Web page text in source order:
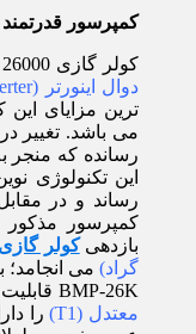
کمپرسور
کولر گازی 26000 ال جی مدل BMP-26K مجهز به
دوال اینورتر (DUAL Inverter)
ترین مزایای
می باشد. تغییر
رسانده که
این تکنولوژی
رساند و در
کمپرسور مذکور
بازدهیکولر گازی 26000
گراد) می انجامد؛
BMP-26K قابلیت استفاده در
معتدل (T1)
را